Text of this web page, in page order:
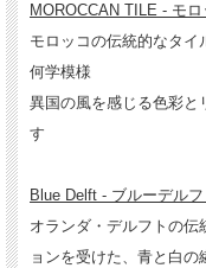
MOROCCAN TILE - モ
モロッコの伝統的なタ
何学模様
異国の風を感じる色彩と
す
Blue Delft - ブルーデルフ
オランダ・デルフトの伝
ョンを受けた、青と白